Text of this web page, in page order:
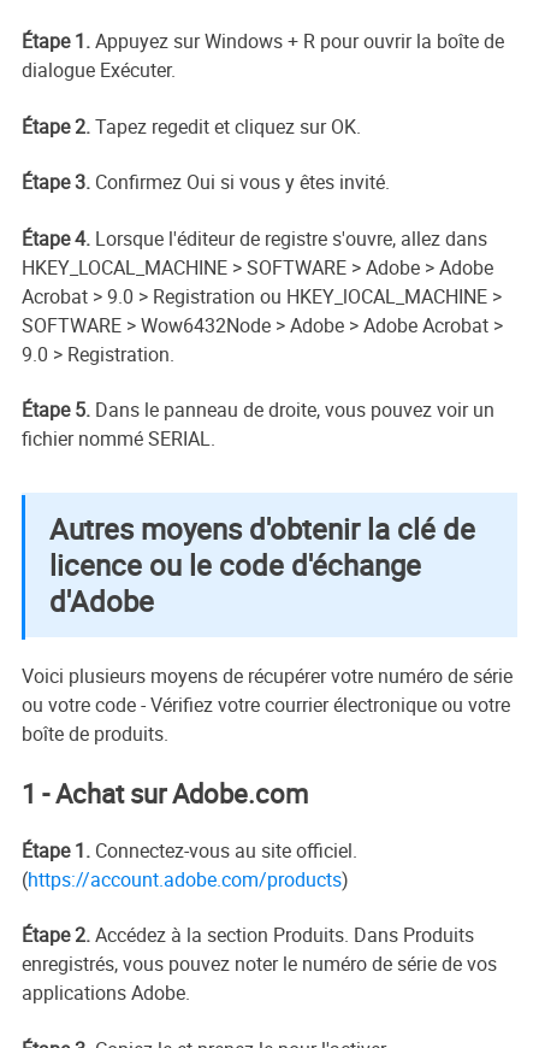
Étape 1.Appuyez sur Windows + R pour ouvrir la boîte de
dialogue Exécuter.
Étape 2.Tapez regedit et cliquez sur OK.
Étape 3.Confirmez Oui si vous y êtes invité.
Étape 4.Lorsque l'éditeur de registre s'ouvre, allez dans
HKEY_LOCAL_MACHINE > SOFTWARE > Adobe > Adobe
Acrobat > 9.0 > Registration ou HKEY_lOCAL_MACHINE >
SOFTWARE > Wow6432Node > Adobe > Adobe Acrobat >
9.0 > Registration.
Étape 5.Dans le panneau de droite, vous pouvez voir un
fichier nommé SERIAL.
Autres moyens d'obtenir la clé de
licence ou le code d'échange
d'Adobe
Voici plusieurs moyens de récupérer votre numéro de série
ou votre code - Vérifiez votre courrier électronique ou votre
boîte de produits.
1 - Achat sur Adobe.com
Étape 1.Connectez-vous au site officiel.
(https://account.adobe.com/products)
Étape 2.Accédez à la section Produits. Dans Produits
enregistrés, vous pouvez noter le numéro de série de vos
applications Adobe.